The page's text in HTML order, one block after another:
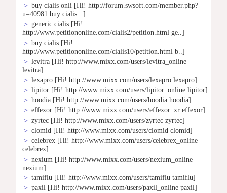
＞ buy cialis onli [Hi! http://forum.swsoft.com/member.php?
u=40981 buy cialis ..]
＞ generic cialis [Hi!
http://www.petitiononline.com/cialis2/petition.html ge..]
＞ buy cialis [Hi!
http://www.petitiononline.com/cialis10/petition.html b..]
＞ levitra [Hi! http://www.mixx.com/users/levitra_online
levitra]
＞ lexapro [Hi! http://www.mixx.com/users/lexapro lexapro]
＞ lipitor [Hi! http://www.mixx.com/users/lipitor_online lipitor]
＞ hoodia [Hi! http://www.mixx.com/users/hoodia hoodia]
＞ effexor [Hi! http://www.mixx.com/users/effexor_xr effexor]
＞ zyrtec [Hi! http://www.mixx.com/users/zyrtec zyrtec]
＞ clomid [Hi! http://www.mixx.com/users/clomid clomid]
＞ celebrex [Hi! http://www.mixx.com/users/celebrex_online
celebrex]
＞ nexium [Hi! http://www.mixx.com/users/nexium_online
nexium]
＞ tamiflu [Hi! http://www.mixx.com/users/tamiflu tamiflu]
＞ paxil [Hi! http://www.mixx.com/users/paxil_online paxil]